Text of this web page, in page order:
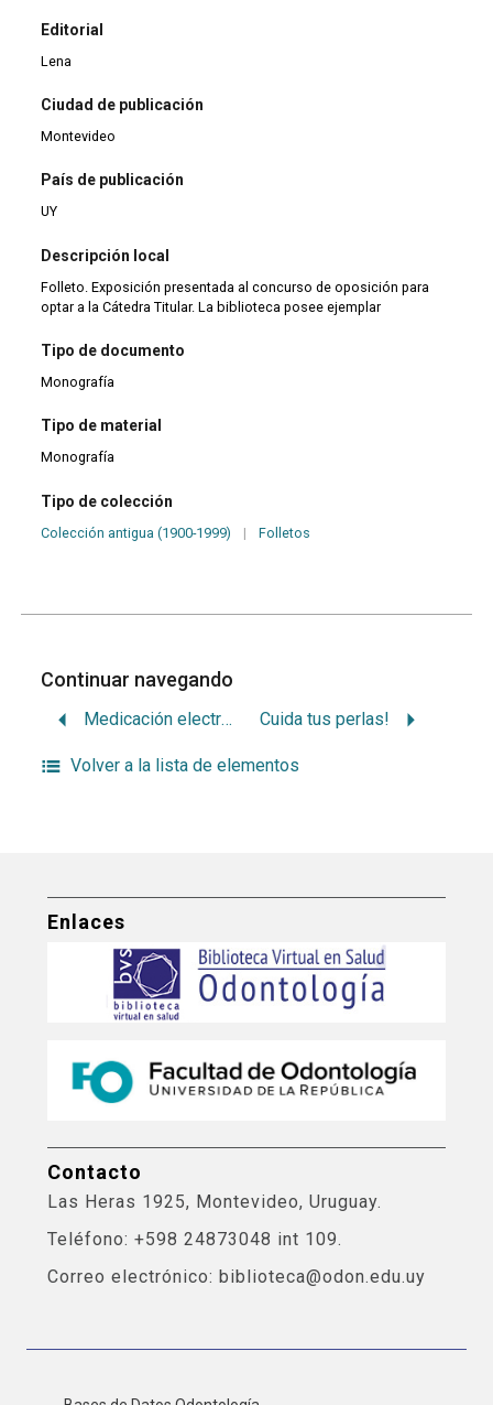
Editorial
Lena
Ciudad de publicación
Montevideo
País de publicación
UY
Descripción local
Folleto. Exposición presentada al concurso de oposición para
optar a la Cátedra Titular. La biblioteca posee ejemplar
Tipo de documento
Monografía
Tipo de material
Monografía
Tipo de colección
Colección antigua (1900-1999) | Folletos
Continuar navegando
Medicación electrolítica en Odontología Cuida tus perlas!
Volver a la lista de elementos
Enlaces
Contacto
Las Heras 1925, Montevideo, Uruguay.
Teléfono: +598 24873048 int 109.
Correo electrónico: biblioteca@odon.edu.uy